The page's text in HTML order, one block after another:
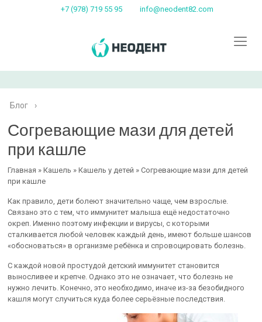
+7 (978) 719 55 95 info@neodent82.com
Блог ›
Согревающие мази для детей
при кашле
Главная » Кашель » Кашель у детей » Согревающие мази для детей
при кашле
Как правило, дети болеют значительно чаще, чем взрослые.
Связано это с тем, что иммунитет малыша ещё недостаточно
окреп. Именно поэтому инфекции и вирусы, с которыми
сталкивается любой человек каждый день, имеют больше шансов
«обосноваться» в организме ребёнка и спровоцировать болезнь.
С каждой новой простудой детский иммунитет становится
выносливее и крепче. Однако это не означает, что болезнь не
нужно лечить. Конечно, это необходимо, иначе из-за безобидного
кашля могут случиться куда более серьёзные последствия.